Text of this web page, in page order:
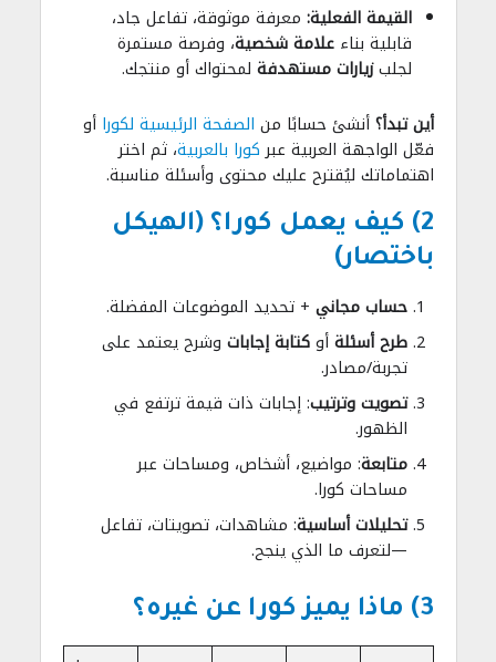
القيمة الفعلية: معرفة موثوقة، تفاعل جاد،
قابلية بناءعلامة شخصية، وفرصة مستمرة
لجلبزيارات مستهدفة لمحتواك أو منتجك.
أين تبدأ؟أنشئ حسابًا من الصفحة الرئيسية لكورا أو
فعّل الواجهة العربية عبركورا بالعربية، ثم اختر
اهتماماتك ليُقترح عليك محتوى وأسئلة مناسبة.
2) كيف يعمل كورا؟ (الهيكل
باختصار)
حساب مجاني + تحديد الموضوعات المفضلة.
طرح أسئلةأوكتابة إجابات وشرح يعتمد على
تجربة/مصادر.
تصويت وترتيب: إجابات ذات قيمة ترتفع في
الظهور.
متابعة: مواضيع، أشخاص، ومساحات عبر
مساحات كورا.
تحليلات أساسية: مشاهدات، تصويتات، تفاعل
—لتعرف ما الذي ينجح.
3) ماذا يميز كورا عن غيره؟